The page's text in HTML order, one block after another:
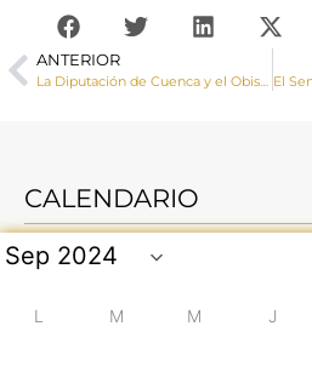
ANTERIOR
La Diputación de Cuenca y el Obispado renuevan el convenio dotado con 700.000 euros que llegará a 18 municipios
CALENDARIO
L M M J